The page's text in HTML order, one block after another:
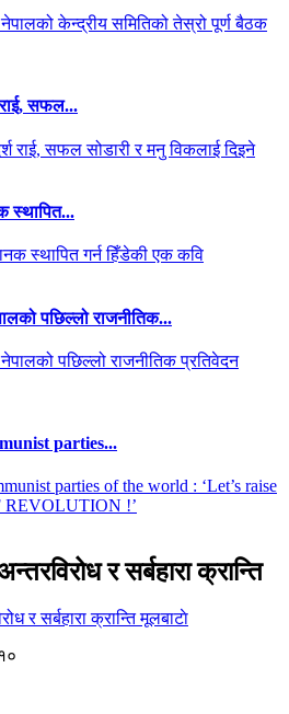
सफल...
स्थापित...
पछिल्लो राजनीतिक...
parties...
र सर्बहारा क्रान्ति
मूलबाटाे